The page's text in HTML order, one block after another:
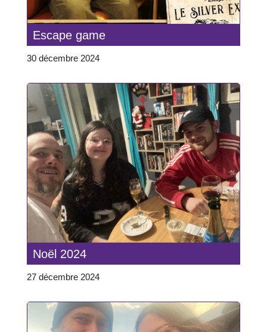
Escape game
30 décembre 2024
Noël 2024
27 décembre 2024